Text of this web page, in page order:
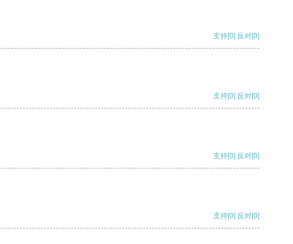
支持[0] 反对[0]
支持[0] 反对[0]
支持[0] 反对[0]
支持[0] 反对[0]